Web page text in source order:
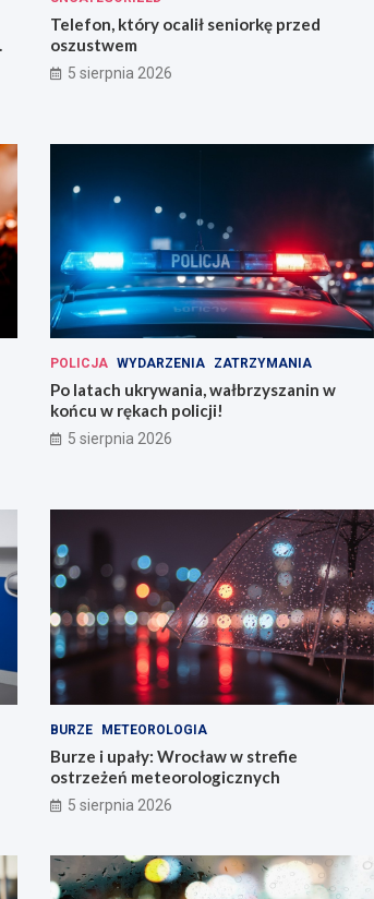
Telefon, który ocalił seniorkę przed
oszustwem
5 sierpnia 2026
POLICJA WYDARZENIA ZATRZYMANIA
Po latach ukrywania, wałbrzyszanin w
końcu w rękach policji!
5 sierpnia 2026
BURZE METEOROLOGIA
Burze i upały: Wrocław w strefie
ostrzeżeń meteorologicznych
5 sierpnia 2026